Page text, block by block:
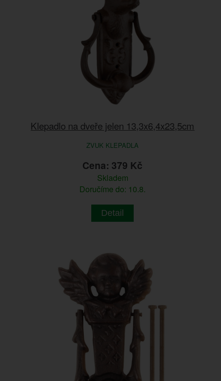
Klepadlo na dveře jelen 13,3x6,4x23,5cm
ZVUK KLEPADLA
Cena: 379 Kč
Skladem
Doručíme do: 10.8.
Detail